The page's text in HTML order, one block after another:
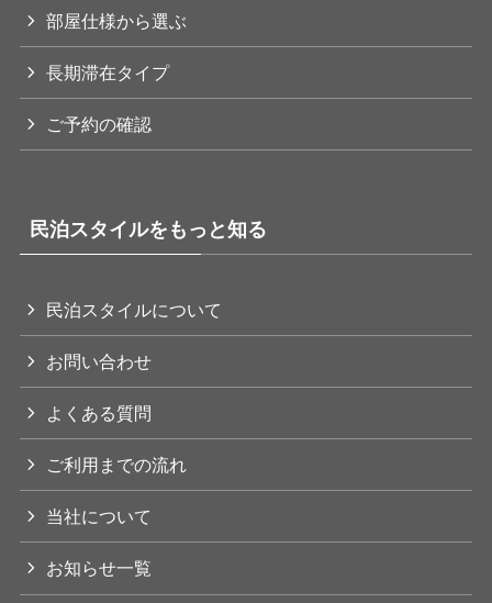
部屋仕様から選ぶ
長期滞在タイプ
ご予約の確認
民泊スタイルをもっと知る
民泊スタイルについて
お問い合わせ
よくある質問
ご利用までの流れ
当社について
お知らせ一覧